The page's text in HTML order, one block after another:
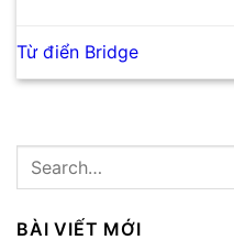
Từ điển Bridge
BÀI VIẾT MỚI